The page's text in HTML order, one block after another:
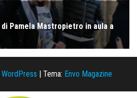
WordPress | Tema: Envo Magazine